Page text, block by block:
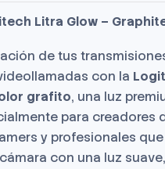
Litra Glow –
de tus
con la
grafito, una luz
para creadores
y profesionales
con una luz